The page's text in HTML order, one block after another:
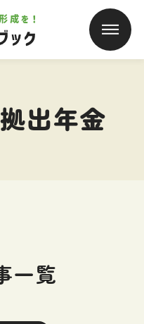
出年金
一覧